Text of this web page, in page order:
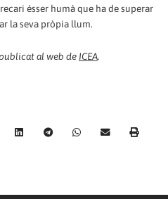
ésser humà que ha de superar
la seva pròpia llum.
al web de ICEA.